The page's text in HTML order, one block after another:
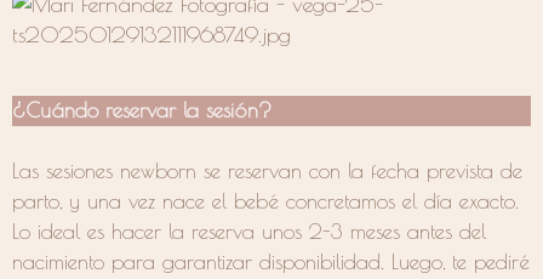
¿Cuándo reservar la sesión?
Las sesiones newborn se reservan con la fecha prevista de
parto, y una vez nace el bebé concretamos el día exacto.
Lo ideal es hacer la reserva unos 2-3 meses antes del
nacimiento para garantizar disponibilidad. Luego, te pediré